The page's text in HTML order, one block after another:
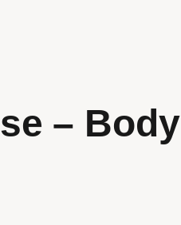
– Body